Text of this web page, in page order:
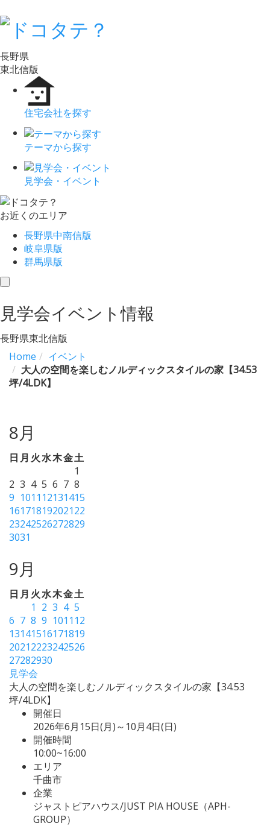
長野県
東北信版
住宅会社を探す
テーマから探す
見学会・イベント
お近くのエリア
長野県中南信版
岐阜県版
群馬県版
toggle
見学会イベント情報
長野県東北信版
Home
イベント
大人の空間を楽しむノルディックスタイルの家【34.53
坪/4LDK】
8月
日 月 火水木金土
1
2 3 4 5 6 7 8
9 1011 12131415
16171819202122
23242526272829
3031
9月
日 月 火水木金土
1 2 3 4 5
6 7 8 9 1011 12
13141516171819
20212223242526
27282930
見学会
大人の空間を楽しむノルディックスタイルの家【34.53
坪/4LDK】
開催日
2026年6月15日(月)～10月4日(日)
開催時間
10:00~16:00
エリア
千曲市
企業
ジャストピアハウス/JUST PIA HOUSE（APH-
GROUP）